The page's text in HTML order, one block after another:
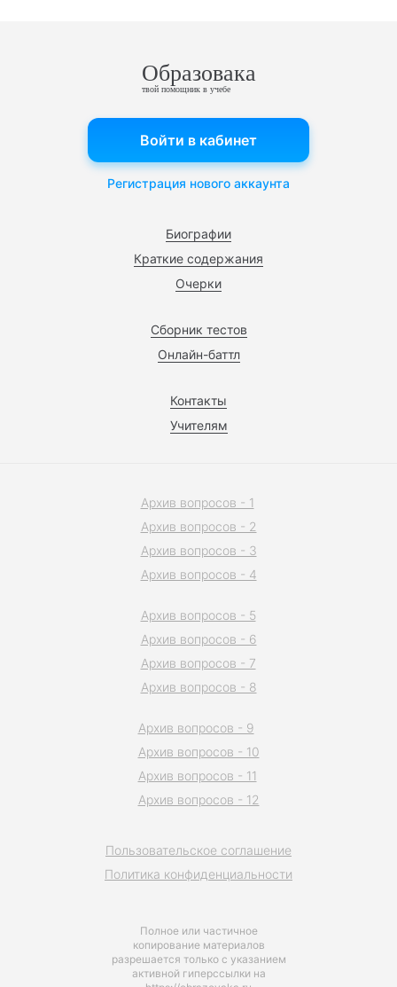
Образовака
твой помощник в учебе
Биографии
Краткие содержания
Очерки
Сборник тестов
Онлайн-баттл
Контакты
Учителям
Войти в кабинет
Регистрация нового аккаунта
Полное или частичное
копирование материалов
разрешается только с указанием
активной гиперссылки на
Пользовательское соглашение
Политика конфиденциальности
Архив вопросов - 1
Архив вопросов - 2
Архив вопросов - 3
Архив вопросов - 4
Архив вопросов - 5
Архив вопросов - 6
Архив вопросов - 7
Архив вопросов - 8
Архив вопросов - 9
Архив вопросов - 10
Архив вопросов - 11
Архив вопросов - 12